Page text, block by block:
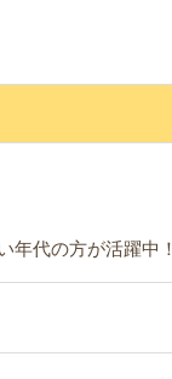
年代の方が活躍中！